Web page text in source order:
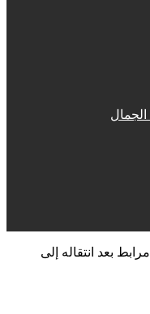
بعد انتقاله إلى